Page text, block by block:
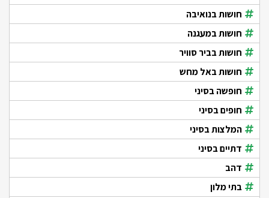
חושות בנואיבה
חושות במעגנה
חושות בביר סוויר
חושות באל מחש
חופשה בסיני
חופים בסיני
המלצות בסיני
דתיים בסיני
דהב
בתי מלון